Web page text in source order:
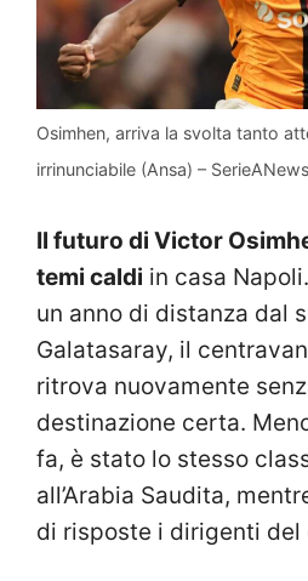
Osimhen, arriva la svolta tanto
irrinunciabile (Ansa) –
Il futuro di Victor
temi caldi in casa
un anno di distanza dal
Galatasaray, il
ritrova nuovamente
destinazione certa.
fa, è stato lo stesso
all’Arabia Saudita,
di risposte i dirigenti del